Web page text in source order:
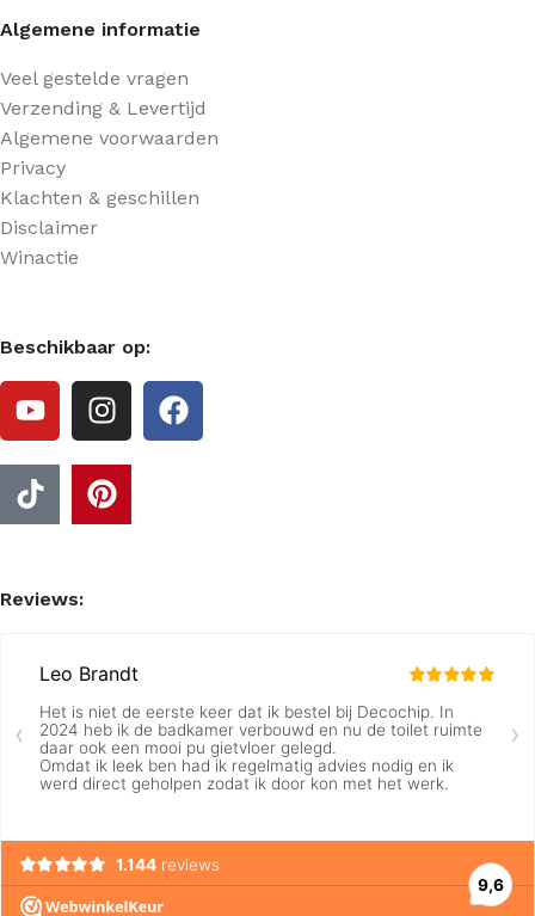
Algemene informatie
Veel gestelde vragen
Verzending & Levertijd
Algemene voorwaarden
Privacy
Klachten & geschillen
Disclaimer
Winactie
Beschikbaar op:
Reviews: